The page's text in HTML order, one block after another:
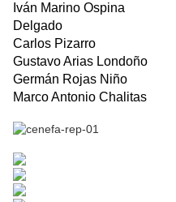
Iván Marino Ospina
Delgado
Carlos Pizarro
Gustavo Arias Londoño
Germán Rojas Niño
Marco Antonio Chalitas